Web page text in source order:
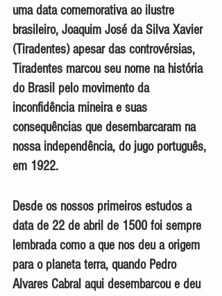
uma data comemorativa ao ilustre
brasileiro, Joaquim José da Silva Xavier
(Tiradentes) apesar das controvérsias,
Tiradentes marcou seu nome na história
do Brasil pelo movimento da
inconfidência mineira e suas
consequências que desembarcaram na
nossa independência, do jugo português,
em 1922.
Desde os nossos primeiros estudos a
data de 22 de abril de 1500 foi sempre
lembrada como a que nos deu a origem
para o planeta terra, quando Pedro
Alvares Cabral aqui desembarcou e deu